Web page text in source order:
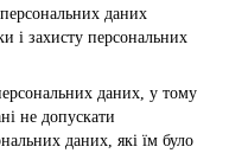
даних
і захисту персональних
даних, у тому
не допускати
даних, які їм було